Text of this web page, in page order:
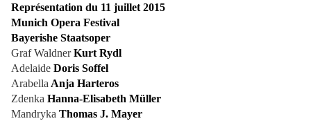
Représentation du 11 juillet 2015
Munich Opera Festival
Bayerishe Staatsoper
Graf WaldnerKurt Rydl
Adelaide Doris Soffel
Arabella Anja Harteros
Zdenka Hanna-Elisabeth Müller
Mandryka Thomas J. Mayer